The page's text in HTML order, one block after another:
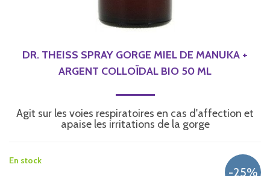
DR. THEISS SPRAY GORGE MIEL DE MANUKA +
ARGENT COLLOÏDAL BIO 50 ML
Agit sur les voies respiratoires en cas d'affection et
apaise les irritations de la gorge
En stock